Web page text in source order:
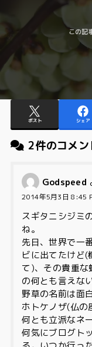
ポスト シェア
2件のコメン
Godspeed
2014年5月3日 8:45
スギタニシジミ
ね。
先日、世界で一
ビに出てたけど
て)、その貴重な
の何とも言えな
野草の名前は面
ホトケノザ(仏の
何とも立派なネ
何気にブログト